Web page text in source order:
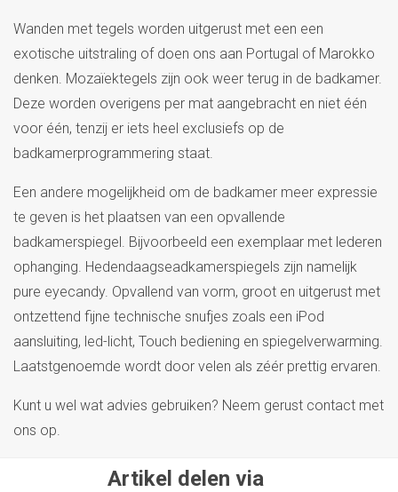
Wanden met tegels worden uitgerust met een een
exotische uitstraling of doen ons aan Portugal of Marokko
denken. Mozaïektegels zijn ook weer terug in de badkamer.
Deze worden overigens per mat aangebracht en niet één
voor één, tenzij er iets heel exclusiefs op de
badkamerprogrammering staat.
Een andere mogelijkheid om de badkamer meer expressie
te geven is het plaatsen van een opvallende
badkamerspiegel. Bijvoorbeeld een exemplaar met lederen
ophanging. Hedendaagseadkamerspiegels zijn namelijk
pure eyecandy. Opvallend van vorm, groot en uitgerust met
ontzettend fijne technische snufjes zoals een iPod
aansluiting, led-licht, Touch bediening en spiegelverwarming.
Laatstgenoemde wordt door velen als zéér prettig ervaren.
Kunt u wel wat advies gebruiken? Neem gerust contact met
ons op.
Artikel delen via